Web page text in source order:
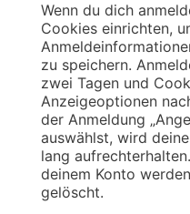
Wenn du dich
Cookies einrichten,
zu speichern.
zwei Tagen und
Anzeigeoptionen
der Anmeldung
auswählst, wird
lang
deinem Konto
gelöscht.